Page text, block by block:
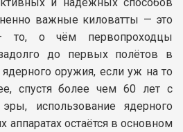
важные киловатты — это
то, о чём первопроходцы
до первых полётов в
оружия, если уж на то
спустя более чем 60 лет с
использование ядерного
аппаратах остаётся в основном